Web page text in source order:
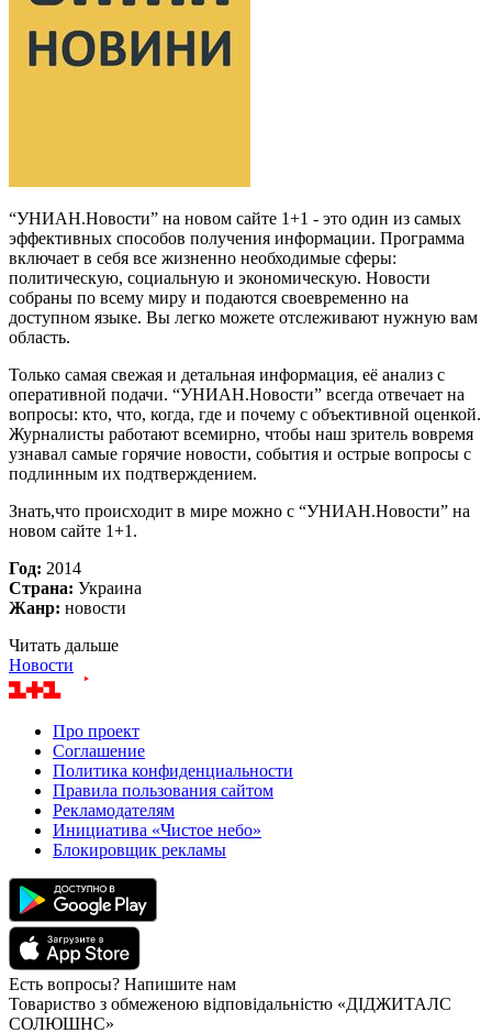
“УНИАН.Новости” на новом сайте 1+1 - это один из самых
эффективных способов получения информации. Программа
включает в себя все жизненно необходимые сферы:
политическую, социальную и экономическую. Новости
собраны по всему миру и подаются своевременно на
доступном языке. Вы легко можете отслеживают нужную вам
область.
Только самая свежая и детальная информация, её анализ с
оперативной подачи. “УНИАН.Новости” всегда отвечает на
вопросы: кто, что, когда, где и почему с объективной оценкой.
Журналисты работают всемирно, чтобы наш зритель вовремя
узнавал самые горячие новости, события и острые вопросы с
подлинным их подтверждением.
Знать,что происходит в мире можно с “УНИАН.Новости” на
новом сайте 1+1.
Год: 2014
Страна: Украина
Жанр: новости
Читать дальше
Новости
Про проект
Соглашение
Политика конфиденциальности
Правила пользования сайтом
Рекламодателям
Инициатива «Чистое небо»
Блокировщик рекламы
Есть вопросы? Напишите нам
Товариство з обмеженою відповідальністю «ДІДЖИТАЛС
СОЛЮШНС»